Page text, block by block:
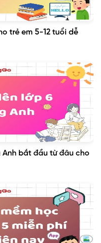
trẻ em 5-12 tuổi dễ
bắt đầu từ đâu cho